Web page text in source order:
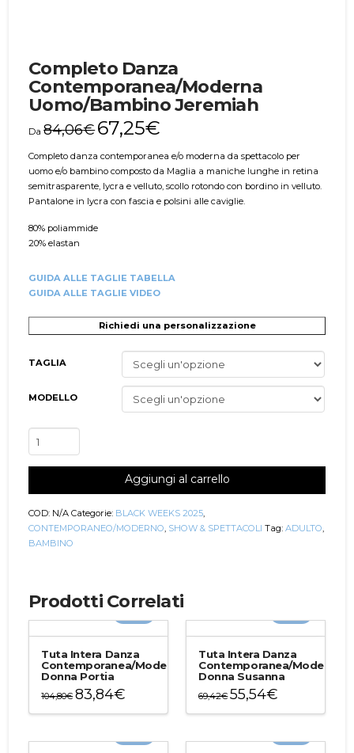
Completo Danza
Contemporanea/Moderna
Uomo/Bambino Jeremiah
Da84,06€67,25€
Completo danza contemporanea e/o moderna da spettacolo per
uomo e/o bambino composto da Maglia a maniche lunghe in retina
semitrasparente, lycra e velluto, scollo rotondo con bordino in velluto.
Pantalone in lycra con fascia e polsini alle caviglie.
80% poliammide
20% elastan
GUIDA ALLE TAGLIE TABELLA
GUIDA ALLE TAGLIE VIDEO
Richiedi una personalizzazione
TAGLIA
MODELLO
Danza
Contemporanea/Moderna
Jeremiah
quantità
Aggiungi al carrello
COD: N/A Categorie: BLACK WEEKS 2025,
CONTEMPORANEO/MODERNO, SHOW & SPETTACOLI Tag:ADULTO,
BAMBINO
Prodotti Correlati
Tuta Intera Danza
Contemporanea/Moderna
Donna Portia
104,80€ 83,84€
Tuta Intera Danza
Contemporanea/Moderna
Donna Susanna
69,42€ 55,54€